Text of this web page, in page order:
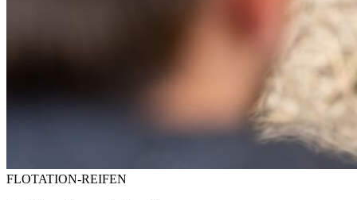
FLOTATION-REIFEN